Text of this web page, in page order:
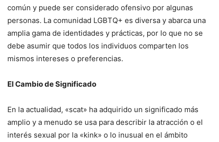
común y puede ser considerado ofensivo por algunas
personas. La comunidad LGBTQ+ es diversa y abarca una
amplia gama de identidades y prácticas, por lo que no se
debe asumir que todos los individuos comparten los
mismos intereses o preferencias.
El Cambio de Significado
En la actualidad, «scat» ha adquirido un significado más
amplio y a menudo se usa para describir la atracción o el
interés sexual por la «kink» o lo inusual en el ámbito